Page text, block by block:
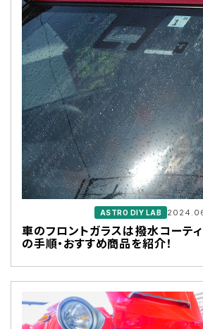
ASTRO DIY LAB
車のフロントガラスは撥水コーテ
の手順・おすすめ商品を紹介！